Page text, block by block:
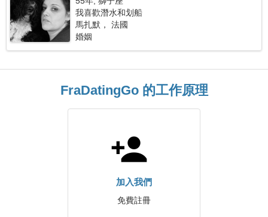
我喜歡潛水和划船
馬扎默， 法國
婚姻
FraDatingGo 的工作原理
加入我們
免費註冊